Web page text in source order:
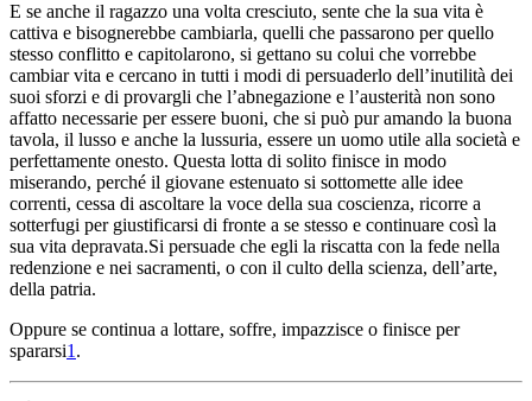
E se anche il ragazzo una volta cresciuto, sente che la sua vita è
cattiva e bisognerebbe cambiarla, quelli che passarono per quello
stesso conflitto e capitolarono, si gettano su colui che vorrebbe
cambiar vita e cercano in tutti i modi di persuaderlo dell’inutilità dei
suoi sforzi e di provargli che l’abnegazione e l’austerità non sono
affatto necessarie per essere buoni, che si può pur amando la buona
tavola, il lusso e anche la lussuria, essere un uomo utile alla società e
perfettamente onesto. Questa lotta di solito finisce in modo
miserando, perché il giovane estenuato si sottomette alle idee
correnti, cessa di ascoltare la voce della sua coscienza, ricorre a
sotterfugi per giustificarsi di fronte a se stesso e continuare così la
sua vita depravata.Si persuade che egli la riscatta con la fede nella
redenzione e nei sacramenti, o con il culto della scienza, dell’arte,
della patria.
Oppure se continua a lottare, soffre, impazzisce o finisce per
spararsi1.